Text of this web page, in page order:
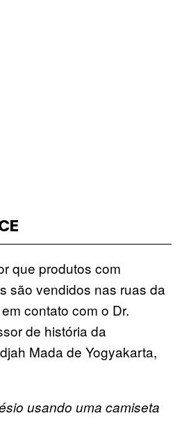
que produtos com
são vendidos nas ruas da
contato com o Dr.
de história da
Mada de Yogyakarta,
usando uma camiseta